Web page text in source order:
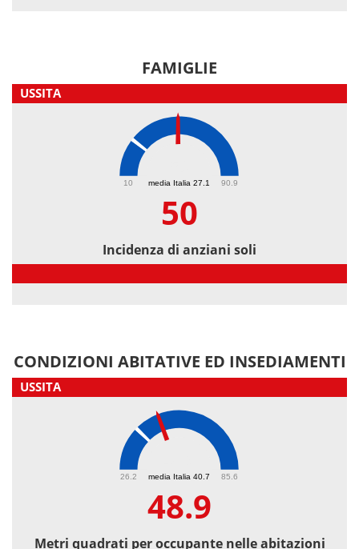
FAMIGLIE
USSITA
media Italia 27.1
10 90.9
50
Incidenza di anziani soli
CONDIZIONI ABITATIVE ED INSEDIAMENTI
USSITA
media Italia 40.7
26.2 85.6
48.9
Metri quadrati per occupante nelle abitazioni